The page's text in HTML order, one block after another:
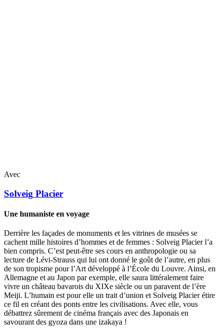
Avec
Solveig Placier
Une humaniste en voyage
Derrière les façades de monuments et les vitrines de musées se
cachent mille histoires d’hommes et de femmes : Solveig Placier l’a
bien compris. C’est peut-être ses cours en anthropologie ou sa
lecture de Lévi-Strauss qui lui ont donné le goût de l’autre, en plus
de son tropisme pour l’Art développé à l’École du Louvre. Ainsi, en
Allemagne et au Japon par exemple, elle saura littéralement faire
vivre un château bavarois du XIXe siècle ou un paravent de l’ère
Meiji. L’humain est pour elle un trait d’union et Solveig Placier étire
ce fil en créant des ponts entre les civilisations. Avec elle, vous
débattrez sûrement de cinéma français avec des Japonais en
savourant des gyoza dans une izakaya !